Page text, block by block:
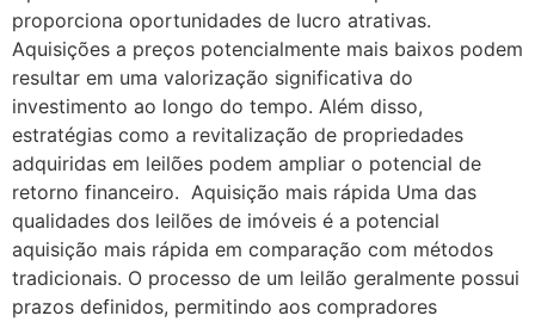
proporciona oportunidades de lucro atrativas.
Aquisições a preços potencialmente mais baixos podem
resultar em uma valorização significativa do
investimento ao longo do tempo. Além disso,
estratégias como a revitalização de propriedades
adquiridas em leilões podem ampliar o potencial de
retorno financeiro. Aquisição mais rápida Uma das
qualidades dos leilões de imóveis é a potencial
aquisição mais rápida em comparação com métodos
tradicionais. O processo de um leilão geralmente possui
prazos definidos, permitindo aos compradores